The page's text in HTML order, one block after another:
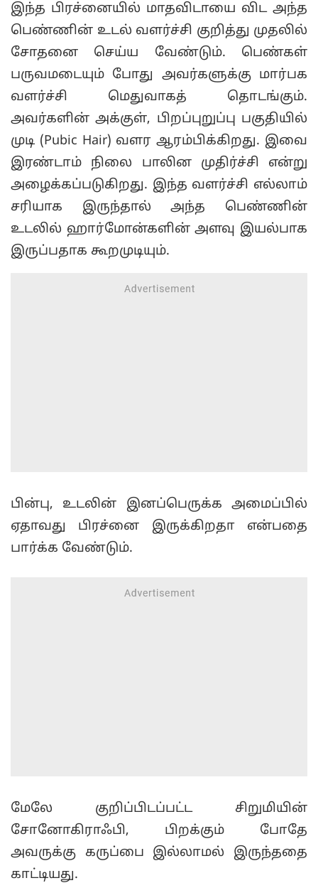
இந்த பிரச்னையில் மாதவிடாயை விட அந்த
பெண்ணின் உடல் வளர்ச்சி குறித்து முதலில்
சோதனை செய்ய வேண்டும். பெண்கள்
பருவமடையும் போது அவர்களுக்கு மார்பக
வளர்ச்சி மெதுவாகத் தொடங்கும்.
அவர்களின் அக்குள், பிறப்புறுப்பு பகுதியில்
முடி (Pubic Hair) வளர ஆரம்பிக்கிறது. இவை
இரண்டாம் நிலை பாலின முதிர்ச்சி என்று
அழைக்கப்படுகிறது. இந்த வளர்ச்சி எல்லாம்
சரியாக இருந்தால் அந்த பெண்ணின்
உடலில் ஹார்மோன்களின் அளவு இயல்பாக
இருப்பதாக கூறமுடியும்.
பின்பு, உடலின் இனப்பெருக்க அமைப்பில்
ஏதாவது பிரச்னை இருக்கிறதா என்பதை
பார்க்க வேண்டும்.
மேலே குறிப்பிடப்பட்ட சிறுமியின்
சோனோகிராஃபி, பிறக்கும் போதே
அவருக்கு கருப்பை இல்லாமல் இருந்ததை
காட்டியது.